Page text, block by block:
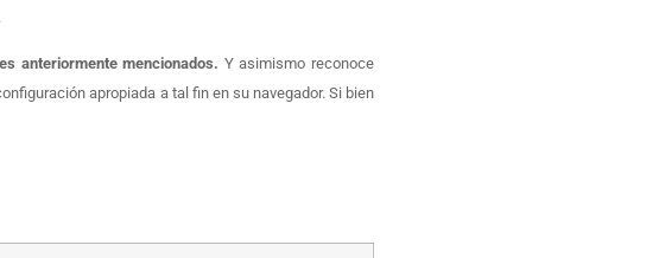
anteriormente mencionados. Y asimismo reconoce
apropiada a tal fin en su navegador. Si bien